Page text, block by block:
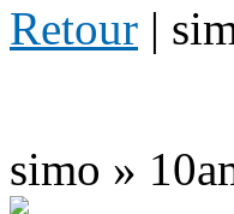
Retour |
simo »